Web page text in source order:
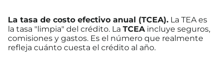
La tasa de costo efectivo anual (TCEA). La TEA es
la tasa "limpia" del crédito. La TCEA incluye seguros,
comisiones y gastos. Es el número que realmente
refleja cuánto cuesta el crédito al año.